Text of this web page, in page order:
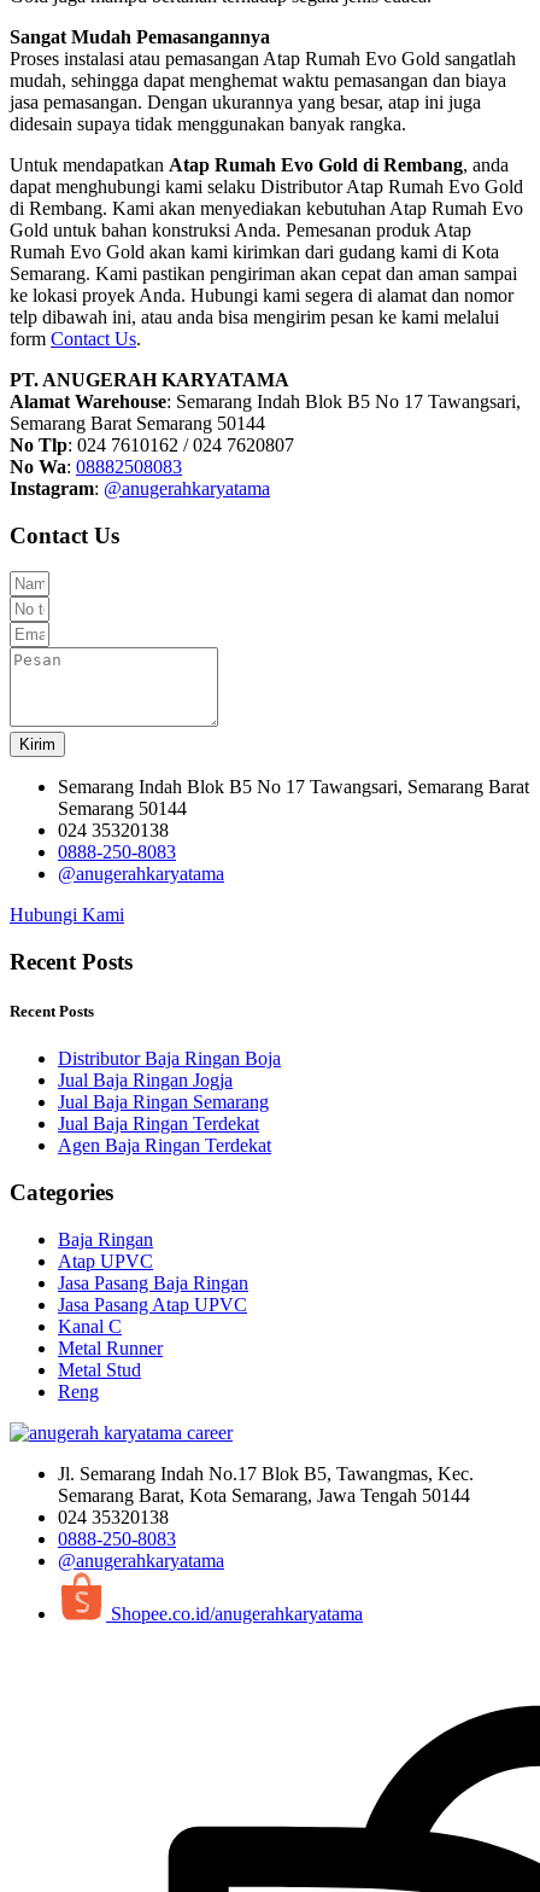
Sangat Mudah Pemasangannya
Proses instalasi atau pemasangan Atap Rumah Evo Gold sangatlah
mudah, sehingga dapat menghemat waktu pemasangan dan biaya
jasa pemasangan. Dengan ukurannya yang besar, atap ini juga
didesain supaya tidak menggunakan banyak rangka.
Untuk mendapatkan Atap Rumah Evo Gold di Rembang, anda
dapat menghubungi kami selaku Distributor Atap Rumah Evo Gold
di Rembang. Kami akan menyediakan kebutuhan Atap Rumah Evo
Gold untuk bahan konstruksi Anda. Pemesanan produk Atap
Rumah Evo Gold akan kami kirimkan dari gudang kami di Kota
Semarang. Kami pastikan pengiriman akan cepat dan aman sampai
ke lokasi proyek Anda. Hubungi kami segera di alamat dan nomor
telp dibawah ini, atau anda bisa mengirim pesan ke kami melalui
form Contact Us.
PT. ANUGERAH KARYATAMA
Alamat Warehouse: Semarang Indah Blok B5 No 17 Tawangsari,
Semarang Barat Semarang 50144
No Tlp: 024 7610162 / 024 7620807
No Wa: 08882508083
Instagram: @anugerahkaryatama
Contact Us
Kirim
Semarang Indah Blok B5 No 17 Tawangsari, Semarang Barat
Semarang 50144
024 35320138
0888-250-8083
@anugerahkaryatama
Hubungi Kami
Recent Posts
Recent Posts
Distributor Baja Ringan Boja
Jual Baja Ringan Jogja
Jual Baja Ringan Semarang
Jual Baja Ringan Terdekat
Agen Baja Ringan Terdekat
Categories
Baja Ringan
Atap UPVC
Jasa Pasang Baja Ringan
Jasa Pasang Atap UPVC
Kanal C
Metal Runner
Metal Stud
Reng
Jl. Semarang Indah No.17 Blok B5, Tawangmas, Kec.
Semarang Barat, Kota Semarang, Jawa Tengah 50144
024 35320138
0888-250-8083
@anugerahkaryatama
Shopee.co.id/anugerahkaryatama